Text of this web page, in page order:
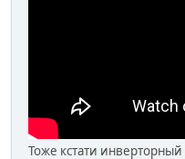
Тоже кстати